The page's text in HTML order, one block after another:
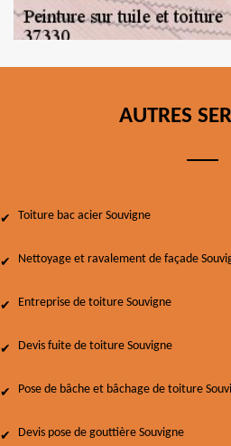
AUTRES
Toiture bac acier Souvigne
Nettoyage et ravalement de façade
Entreprise de toiture Souvigne
Devis fuite de toiture Souvigne
Pose de bâche et bâchage de toiture
Devis pose de gouttière Souvigne